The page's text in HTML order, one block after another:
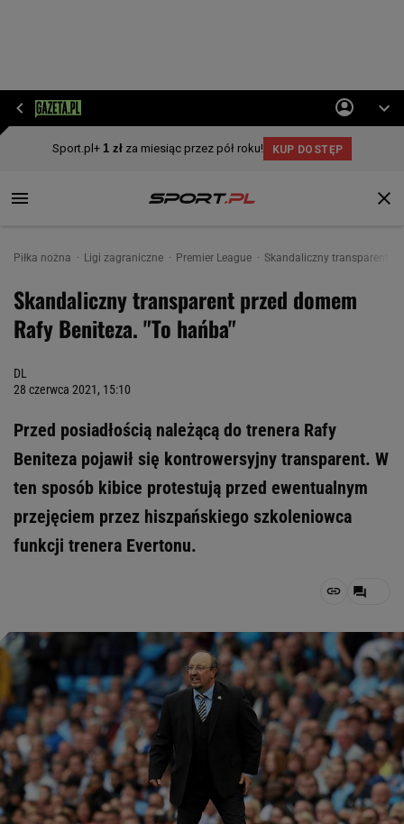
Piłka nożna Ligi zagraniczne Premier League Skandaliczny transparent
Skandaliczny transparent przed domem
Rafy Beniteza. "To hańba"
DL
28 czerwca 2021, 15:10
Przed posiadłością należącą do trenera Rafy
Beniteza pojawił się kontrowersyjny transparent. W
ten sposób kibice protestują przed ewentualnym
przejęciem przez hiszpańskiego szkoleniowca
funkcji trenera Evertonu.